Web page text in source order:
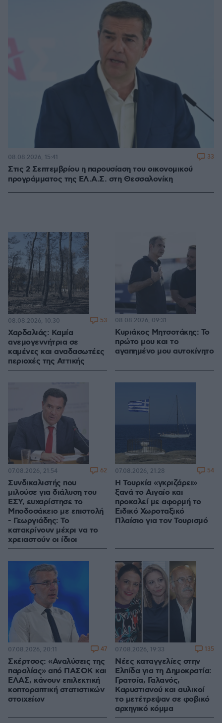
Στις 2 Σεπτεμβρίου η παρουσίαση του οικονομικού
προγράμματος της ΕΛ.Α.Σ. στη Θεσσαλονίκη
08.08.2026, 15:41 33
Χαρδαλιάς: Καμία
ανεμογεννήτρια σε
καμένες και αναδασωτέες
περιοχές της Αττικής
08.08.2026, 10:30 53
Κυριάκος Μητσοτάκης: Το
πρώτο μου και το
αγαπημένο μου αυτοκίνητο
08.08.2026, 09:31
Συνδικαλιστής που
μιλούσε για διάλυση του
ΕΣΥ, ευχαρίστησε το
Μποδοσάκειο με επιστολή
- Γεωργιάδης: Το
κατακρίνουν μέχρι να το
χρειαστούν οι ίδιοι
07.08.2026, 21:54 62
Η Τουρκία «γκριζάρει»
ξανά το Αιγαίο και
προκαλεί με αφορμή το
Ειδικό Χωροταξικό
Πλαίσιο για τον Τουρισμό
07.08.2026, 21:28 54
Σκέρτσος: «Αναλύσεις της
παραλίας» από ΠΑΣΟΚ και
ΕΛΑΣ, κάνουν επιλεκτική
κοπτοραπτική στατιστικών
στοιχείων
07.08.2026, 20:11 47
Νέες καταγγελίες στην
Ελπίδα για τη Δημοκρατία:
Γρατσία, Γαλανός,
Καρυστιανού και αυλικοί
το μετέτρεψαν σε φοβικό
αρχηγικό κόμμα
07.08.2026, 19:33 135